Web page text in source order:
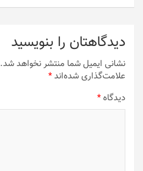
دیدگاهتان را بنویسید
نشانی ایمیل شما منتشر نخواهد شد.
علامت‌گذاری شده‌اند*
دیدگاه*